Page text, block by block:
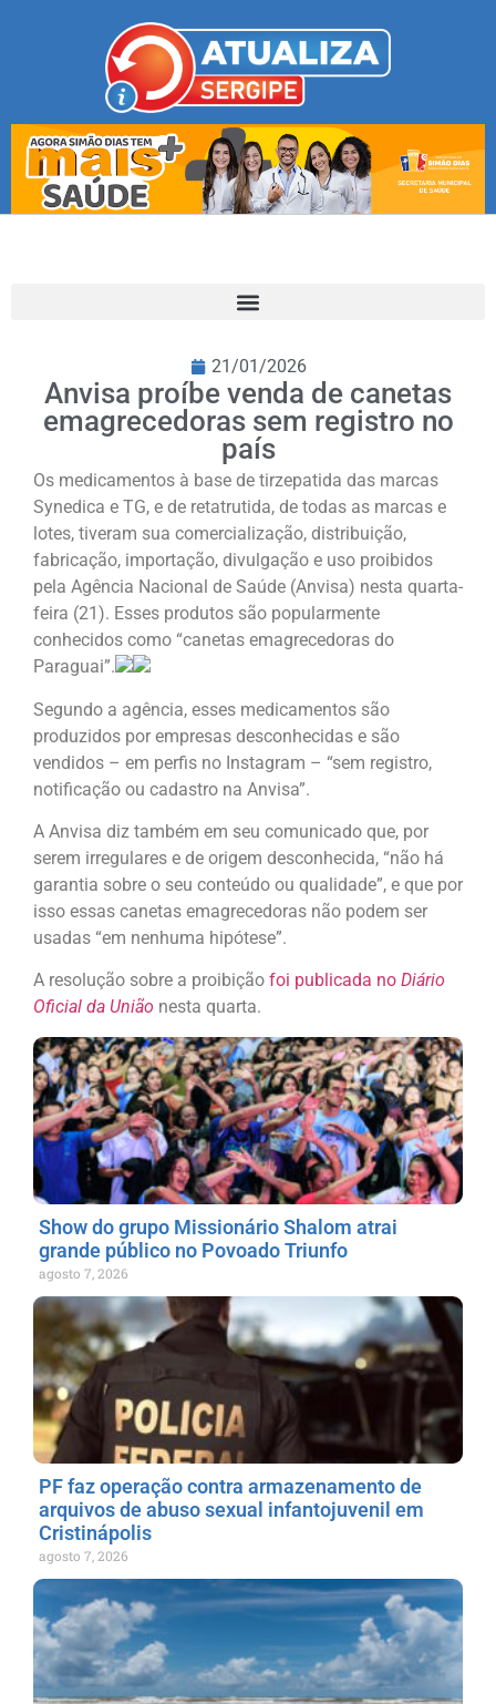
21/01/2026
Anvisa proíbe venda de canetas
emagrecedoras sem registro no
país
Os medicamentos à base de tirzepatida das marcas
Synedica e TG, e de retatrutida, de todas as marcas e
lotes, tiveram sua comercialização, distribuição,
fabricação, importação, divulgação e uso proibidos
pela Agência Nacional de Saúde (Anvisa) nesta quarta-
feira (21). Esses produtos são popularmente
conhecidos como “canetas emagrecedoras do
Paraguai”.
Segundo a agência, esses medicamentos são
produzidos por empresas desconhecidas e são
vendidos – em perfis no Instagram – “sem registro,
notificação ou cadastro na Anvisa”.
A Anvisa diz também em seu comunicado que, por
serem irregulares e de origem desconhecida, “não há
garantia sobre o seu conteúdo ou qualidade”, e que por
isso essas canetas emagrecedoras não podem ser
usadas “em nenhuma hipótese”.
A resolução sobre a proibição foi publicada no Diário
Oficial da União nesta quarta.
Show do grupo Missionário Shalom atrai
grande público no Povoado Triunfo
agosto 7, 2026
PF faz operação contra armazenamento de
arquivos de abuso sexual infantojuvenil em
Cristinápolis
agosto 7, 2026